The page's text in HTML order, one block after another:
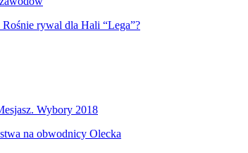
rywal dla Hali “Lega”?
Wybory 2018
na obwodnicy Olecka